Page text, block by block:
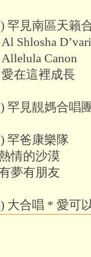
罕見南區天籟
Shlosha
Canon
愛在這裡成長
罕見靚媽合唱
罕爸康樂隊
情的沙漠
夢有朋友
大合唱 * 愛可